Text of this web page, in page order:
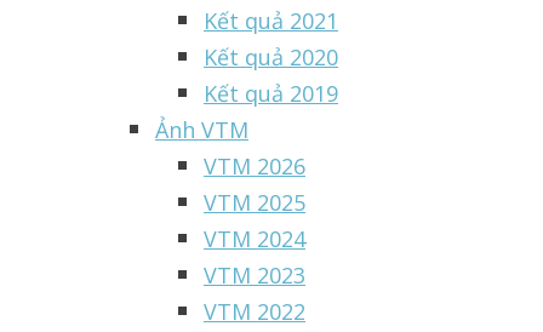
Kết quả 2021
Kết quả 2020
Kết quả 2019
Ảnh VTM
VTM 2026
VTM 2025
VTM 2024
VTM 2023
VTM 2022